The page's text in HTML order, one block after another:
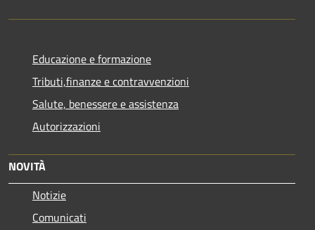
Educazione e formazione
Tributi,finanze e contravvenzioni
Salute, benessere e assistenza
Autorizzazioni
NOVITÀ
Notizie
Comunicati